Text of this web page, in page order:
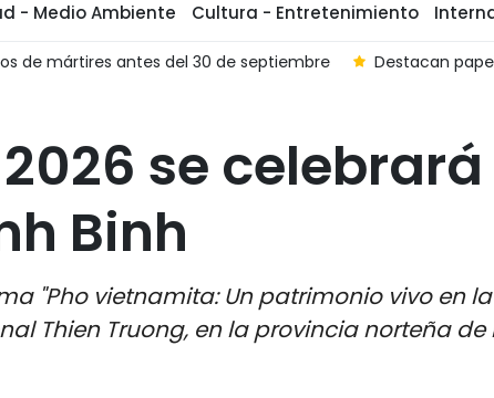
- Medio Ambiente Cultura - Entretenimiento
de mártires antes del 30 de septiembre Destacan
se celebrará
Binh
"Pho vietnamita: Un patrimonio vivo en
Thien Truong, en la provincia norteña de